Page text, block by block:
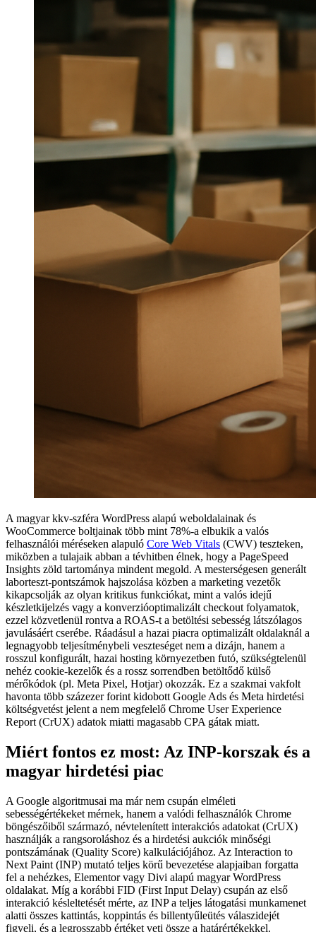
A magyar kkv-szféra WordPress alapú weboldalainak és
WooCommerce boltjainak több mint 78%-a elbukik a valós
felhasználói méréseken alapuló Core Web Vitals (CWV) teszteken,
miközben a tulajaik abban a tévhitben élnek, hogy a PageSpeed
Insights zöld tartománya mindent megold. A mesterségesen generált
laborteszt-pontszámok hajszolása közben a marketing vezetők
kikapcsolják az olyan kritikus funkciókat, mint a valós idejű
készletkijelzés vagy a konverzióoptimalizált checkout folyamatok,
ezzel közvetlenül rontva a ROAS-t a betöltési sebesség látszólagos
javulásáért cserébe. Ráadásul a hazai piacra optimalizált oldalaknál a
legnagyobb teljesítménybeli veszteséget nem a dizájn, hanem a
rosszul konfigurált, hazai hosting környezetben futó, szükségtelenül
nehéz cookie-kezelők és a rossz sorrendben betöltődő külső
mérőkódok (pl. Meta Pixel, Hotjar) okozzák. Ez a szakmai vakfolt
havonta több százezer forint kidobott Google Ads és Meta hirdetési
költségvetést jelent a nem megfelelő Chrome User Experience
Report (CrUX) adatok miatti magasabb CPA gátak miatt.
Miért fontos ez most: Az INP-korszak és a
magyar hirdetési piac
A Google algoritmusai ma már nem csupán elméleti
sebességértékeket mérnek, hanem a valódi felhasználók Chrome
böngészőiből származó, névtelenített interakciós adatokat (CrUX)
használják a rangsoroláshoz és a hirdetési aukciók minőségi
pontszámának (Quality Score) kalkulációjához. Az Interaction to
Next Paint (INP) mutató teljes körű bevezetése alapjaiban forgatta
fel a nehézkes, Elementor vagy Divi alapú magyar WordPress
oldalakat. Míg a korábbi FID (First Input Delay) csupán az első
interakció késleltetését mérte, az INP a teljes látogatási munkamenet
alatti összes kattintás, koppintás és billentyűleütés válaszidejét
figyeli, és a legrosszabb értéket veti össze a határértékekkel.